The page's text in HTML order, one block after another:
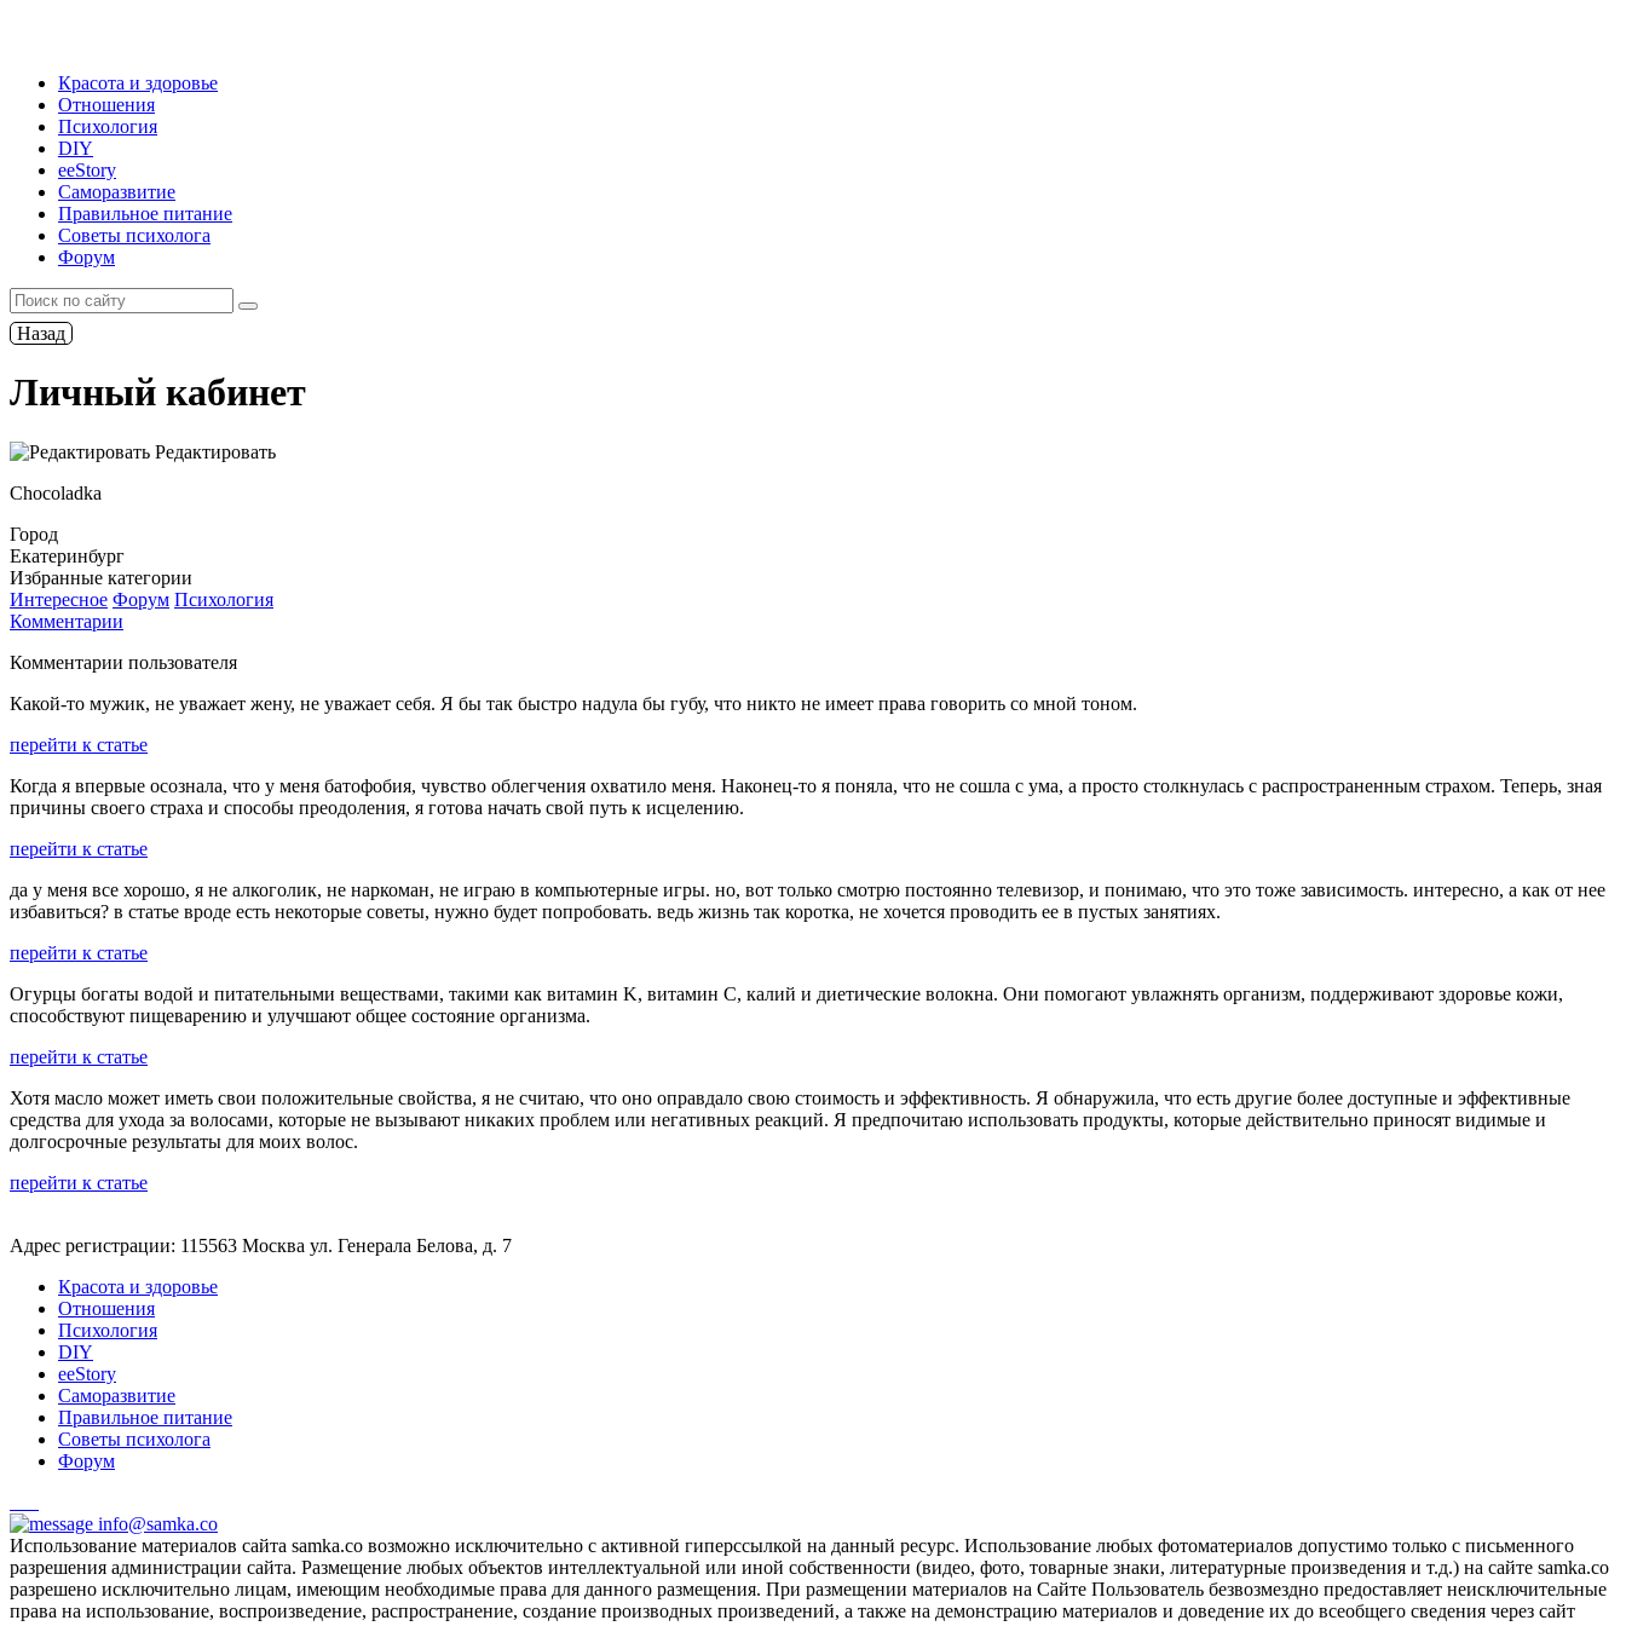
Красота и здоровье
Отношения
Психология
DIY
ееStory
Саморазвитие
Правильное питание
Советы психолога
Форум
Назад
Личный кабинет
Редактировать
Chocoladka
Город
Екатеринбург
Избранные категории
Интересное Форум Психология
Комментарии
Комментарии пользователя
Какой-то мужик, не уважает жену, не уважает себя. Я бы так быстро надула бы губу, что никто не имеет права говорить со мной тоном.
перейти к статье
Когда я впервые осознала, что у меня батофобия, чувство облегчения охватило меня. Наконец-то я поняла, что не сошла с ума, а просто столкнулась с распространенным страхом. Теперь, зная
причины своего страха и способы преодоления, я готова начать свой путь к исцелению.
перейти к статье
да у меня все хорошо, я не алкоголик, не наркоман, не играю в компьютерные игры. но, вот только смотрю постоянно телевизор, и понимаю, что это тоже зависимость. интересно, а как от нее
избавиться? в статье вроде есть некоторые советы, нужно будет попробовать. ведь жизнь так коротка, не хочется проводить ее в пустых занятиях.
перейти к статье
Огурцы богаты водой и питательными веществами, такими как витамин K, витамин C, калий и диетические волокна. Они помогают увлажнять организм, поддерживают здоровье кожи,
способствуют пищеварению и улучшают общее состояние организма.
перейти к статье
Хотя масло может иметь свои положительные свойства, я не считаю, что оно оправдало свою стоимость и эффективность. Я обнаружила, что есть другие более доступные и эффективные
средства для ухода за волосами, которые не вызывают никаких проблем или негативных реакций. Я предпочитаю использовать продукты, которые действительно приносят видимые и
долгосрочные результаты для моих волос.
перейти к статье
Адрес регистрации: 115563 Москва ул. Генерала Белова, д. 7
Красота и здоровье
Отношения
Психология
DIY
ееStory
Саморазвитие
Правильное питание
Советы психолога
Форум
info@samka.co
Использование материалов сайта samka.co возможно исключительно с активной гиперссылкой на данный ресурс. Использование любых фотоматериалов допустимо только с письменного
разрешения администрации сайта. Размещение любых объектов интеллектуальной или иной собственности (видео, фото, товарные знаки, литературные произведения и т.д.) на сайте samka.co
разрешено исключительно лицам, имеющим необходимые права для данного размещения. При размещении материалов на Сайте Пользователь безвозмездно предоставляет неисключительные
права на использование, воспроизведение, распространение, создание производных произведений, а также на демонстрацию материалов и доведение их до всеобщего сведения через сайт